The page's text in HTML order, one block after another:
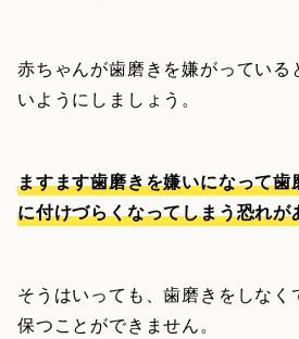
赤ちゃんが歯磨きを嫌がっている
いようにしましょう。
ますます歯磨きを嫌いになって
に付けづらくなってしまう恐れが
そうはいっても、歯磨きをしなく
保つことができません。